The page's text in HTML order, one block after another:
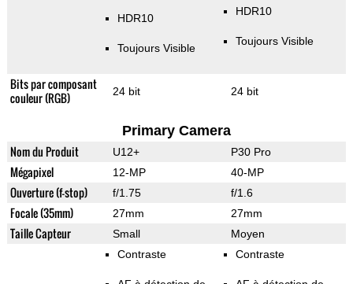
HDR10
Toujours Visible
HDR10
Toujours Visible
Bits par composant
couleur (RGB)
24 bit 24 bit
Primary Camera
Nom du Produit U12+ P30 Pro
Mégapixel 12-MP 40-MP
Ouverture (f-stop) f/1.75 f/1.6
Focale (35mm) 27mm 27mm
Taille Capteur Small
Moyen
Contraste
Contraste